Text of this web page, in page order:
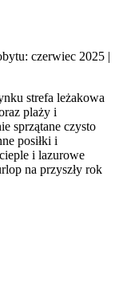
czerwiec 2025 |
strefa leżakowa
plaży i
sprzątane czysto
posiłki i
i lazurowe
na przyszły rok